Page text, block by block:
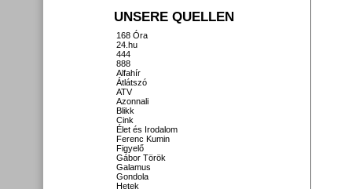
UNSERE QUELLEN
168 Óra
24.hu
444
888
Alfahír
Átlátszó
ATV
Azonnali
Blikk
Cink
Élet és Irodalom
Ferenc Kumin
Figyelő
Gábor Török
Galamus
Gondola
Hetek